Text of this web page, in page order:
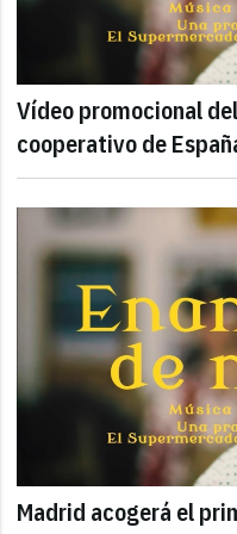
Vídeo promocional
cooperativo de
Madrid acogerá el